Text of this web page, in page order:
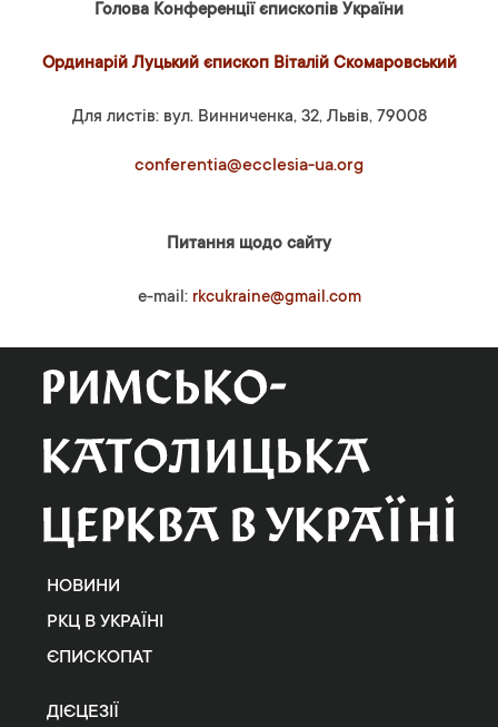
Голова Конференції єпископів України
Ординарій Луцький єпископ Віталій Скомаровський
Для листів: вул. Винниченка, 32, Львів, 79008
conferentia@ecclesia-ua.org
Питання щодо сайту
e-mail: rkcukraine@gmail.com
НОВИНИ
РКЦ В УКРАЇНІ
ЄПИСКОПАТ
ДІЄЦЕЗІЇ